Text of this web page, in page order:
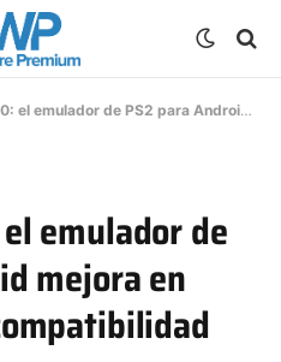
de PS2 para Android mejora en rendimiento y compatibilidad
emulador de
mejora en